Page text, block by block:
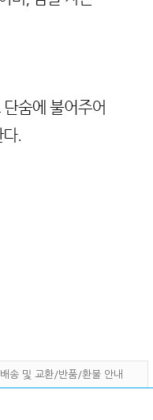
배송 및 교환/반품/환불 안내